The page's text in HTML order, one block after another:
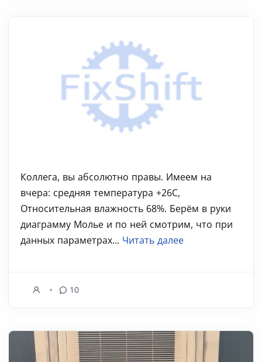
Коллега, вы абсолютно правы. Имеем на
вчера: средняя температура +26С,
Относительная влажность 68%. Берём в руки
диаграмму Молье и по ней смотрим, что при
данных параметрах... Читать далее
10